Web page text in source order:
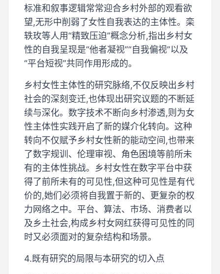
标准和叙事逻辑常常迎合乡村外部的观看欲
望,无形中削弱了女性自我表达的主体性。栾
轶玫等人用“精致压迫”概念分析,指出乡村女
性的自我呈现是“他者凝视”“自我偏视”以及
“平台短视”共同作用形成的。
乡村女性主体性的研究脉络,不仅反映出乡村
社会的深刻变迁,也体现出研究议题的不断延
续与深化。数字技术不断向乡村渗透,则为女
性主体性实践开启了新的媒介化转向。这种
转向不仅赋予乡村女性新的能动空间,也带来
了数字规训、伦理审视、角色困境等前所未
有的主体性挑战。乡村女性在数字平台中获
得了前所未有的可见性,但这种可见性是有代
价的,她们必须将自我置于新的、更复杂的权
力网络之中。平台、算法、市场、消费者以
及乡土社会,构成乡村女网红获得可见性的同
时又必须面对的复杂结构和场景。
4.既有研究的局限与本研究的切入点